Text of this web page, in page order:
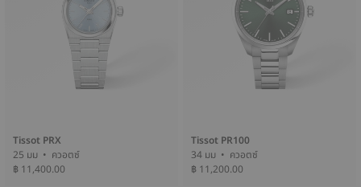
Tissot PRX
25 มม • ควอตซ์
฿ 11,400.00
Tissot PR100
34 มม • ควอตซ์
฿ 11,200.00